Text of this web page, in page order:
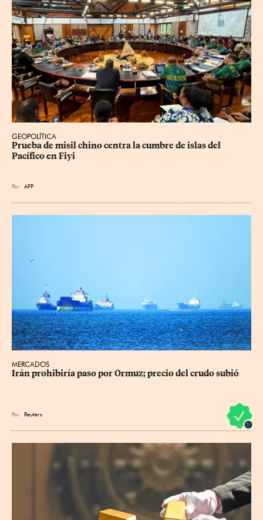
GEOPOLÍTICA
Prueba de misil chino centra la cumbre de islas del
Pacífico en Fiyi
Por AFP
MERCADOS
Irán prohibiría paso por Ormuz; precio del crudo subió
Por Reuters